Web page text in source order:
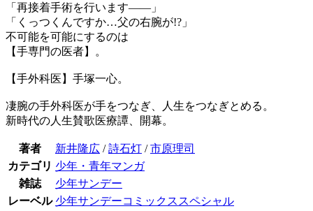
「再接着手術を行います――」
「くっつくんですか…父の右腕が!?」
不可能を可能にするのは
【手専門の医者】。
【手外科医】手塚一心。
凄腕の手外科医が手をつなぎ、人生をつなぎとめる。
新時代の人生賛歌医療譚、開幕。
著者 新井隆広 /詩石灯 /市原理司
カテゴリ 少年・青年マンガ
雑誌
少年サンデー
レーベル 少年サンデーコミックススペシャル